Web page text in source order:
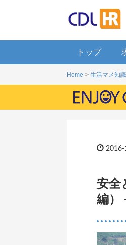
トップ
Home > 生活マメ知識
2016-
安全
編）